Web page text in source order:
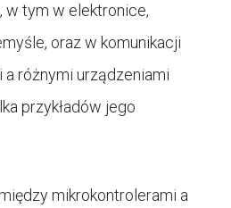
w tym w elektronice,
oraz w komunikacji
różnymi urządzeniami
przykładów jego
mikrokontrolerami a